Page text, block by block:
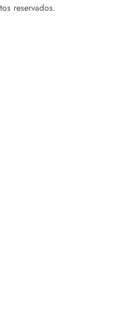
reservados.